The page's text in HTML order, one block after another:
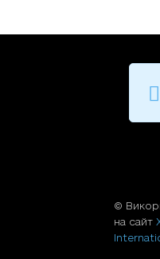
©
на сайт